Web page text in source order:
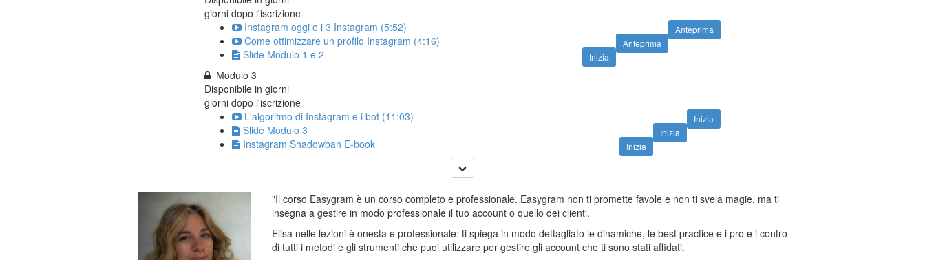
giorni dopo l'iscrizione
Anteprima
Instagram oggi e i 3 Instagram (5:52)
Anteprima
Come ottimizzare un profilo Instagram (4:16)
Inizia
Slide Modulo 1 e 2
Modulo 3
Disponibile in giorni
giorni dopo l'iscrizione
Inizia
L'algoritmo di Instagram e i bot (11:03)
Inizia
Slide Modulo 3
Inizia
Instagram Shadowban E-book
"Il corso Easygram è un corso completo e professionale. Easygram non ti promette favole e non ti svela magie, ma ti
insegna a gestire in modo professionale il tuo account o quello dei clienti.
Elisa nelle lezioni è onesta e professionale: ti spiega in modo dettagliato le dinamiche, le best practice e i pro e i contro
di tutti i metodi e gli strumenti che puoi utilizzare per gestire gli account che ti sono stati affidati.